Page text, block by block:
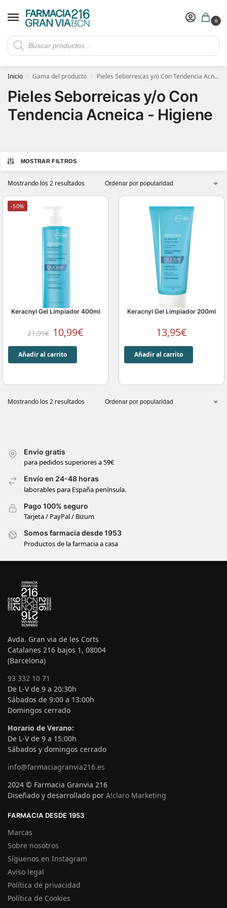
0
Rebajas de verano hasta -30%
​ 5€ de descuento con el cupón 5GRANVIA (compras superiores a 150€)
Inicio / Gama del producto / Pieles Seborreicas y/o Con Tendencia Acneica - Higiene
Pieles Seborreicas y/o Con
Tendencia Acneica - Higiene
MOSTRAR FILTROS
Mostrando los 2 resultados
-50%
Keracnyl Gel Limpiador 400ml
21,99€ 10,99€
Añadir al carrito
Keracnyl Gel Limpiador 200ml
13,95€
Añadir al carrito
Mostrando los 2 resultados
Envío gratis
para pedidos superiores a 59€
Envío en 24-48 horas
laborables para España península.
Pago 100% seguro
Tarjeta / PayPal / Bizum
Somos farmacia desde 1953
Productos de la farmacia a casa
Avda. Gran via de les Corts
Catalanes 216 bajos 1, 08004
(Barcelona)
93 332 10 71
De L-V de 9 a 20:30h
Sábados de 9:00 a 13:00h
Domingos cerrado
Horario de Verano:
De L-V de 9 a 15:00h
Sábados y domingos cerrado
info@farmaciagranvia216.es
2024 © Farmacia Granvia 216
Diseñado y desarrollado por A!claro Marketing
FARMACIA DESDE 1953
Marcas
Sobre nosotros
Síguenos en Instagram
Aviso legal
Política de privacidad
Política de Cookies